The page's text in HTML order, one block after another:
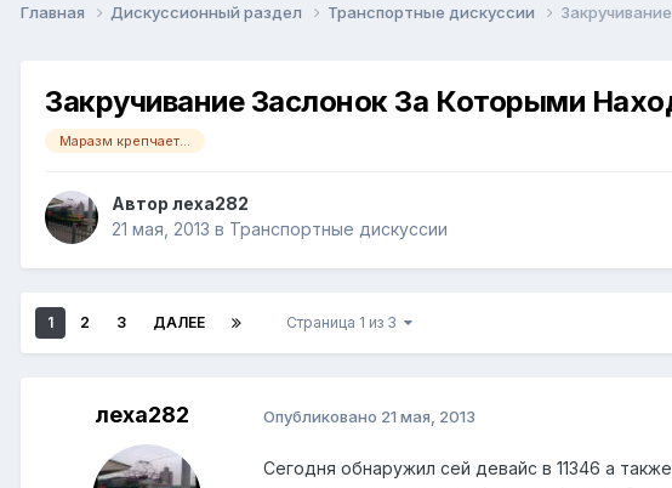
Главная Дискуссионный раздел Транспортные дискуссии
Закручивание Заслонок За Которыми
Маразм крепчает...
Автор леха282
21 мая, 2013 в Транспортные дискуссии
1 2 3 ДАЛЕЕ Страница 1 из 3
леха282 Опубликовано 21 мая, 2013
Сегодня обнаружил сей девайс в 11346 а